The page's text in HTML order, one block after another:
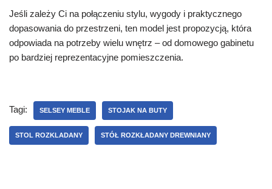
Jeśli zależy Ci na połączeniu stylu, wygody i praktycznego
dopasowania do przestrzeni, ten model jest propozycją, która
odpowiada na potrzeby wielu wnętrz – od domowego gabinetu
po bardziej reprezentacyjne pomieszczenia.
Tagi: SELSEY MEBLE STOJAK NA BUTY
STOL ROZKLADANY STÓŁ ROZKŁADANY DREWNIANY